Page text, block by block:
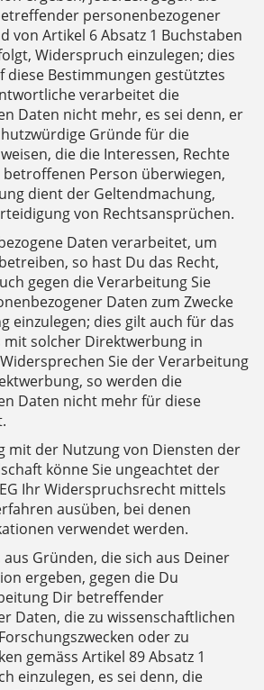
personenbezogener
von Artikel 6 Absatz 1 Buchstaben
Widerspruch einzulegen; dies
diese Bestimmungen gestütztes
verarbeitet die
Daten nicht mehr, es sei denn, er
Gründe für die
die die Interessen, Rechte
Person überwiegen,
dient der Geltendmachung,
von Rechtsansprüchen.
Daten verarbeitet, um
so hast Du das Recht,
gegen die Verarbeitung Sie
Daten zum Zwecke
einzulegen; dies gilt auch für das
mit solcher Direktwerbung in
Sie der Verarbeitung
so werden die
Daten nicht mehr für diese
mit der Nutzung von Diensten der
könne Sie ungeachtet der
Ihr Widerspruchsrecht mittels
ausüben, bei denen
verwendet werden.
aus Gründen, die sich aus Deiner
ergeben, gegen die Du
Dir betreffender
Daten, die zu wissenschaftlichen
oder zu
gemäss Artikel 89 Absatz 1
einzulegen, es sei denn, die